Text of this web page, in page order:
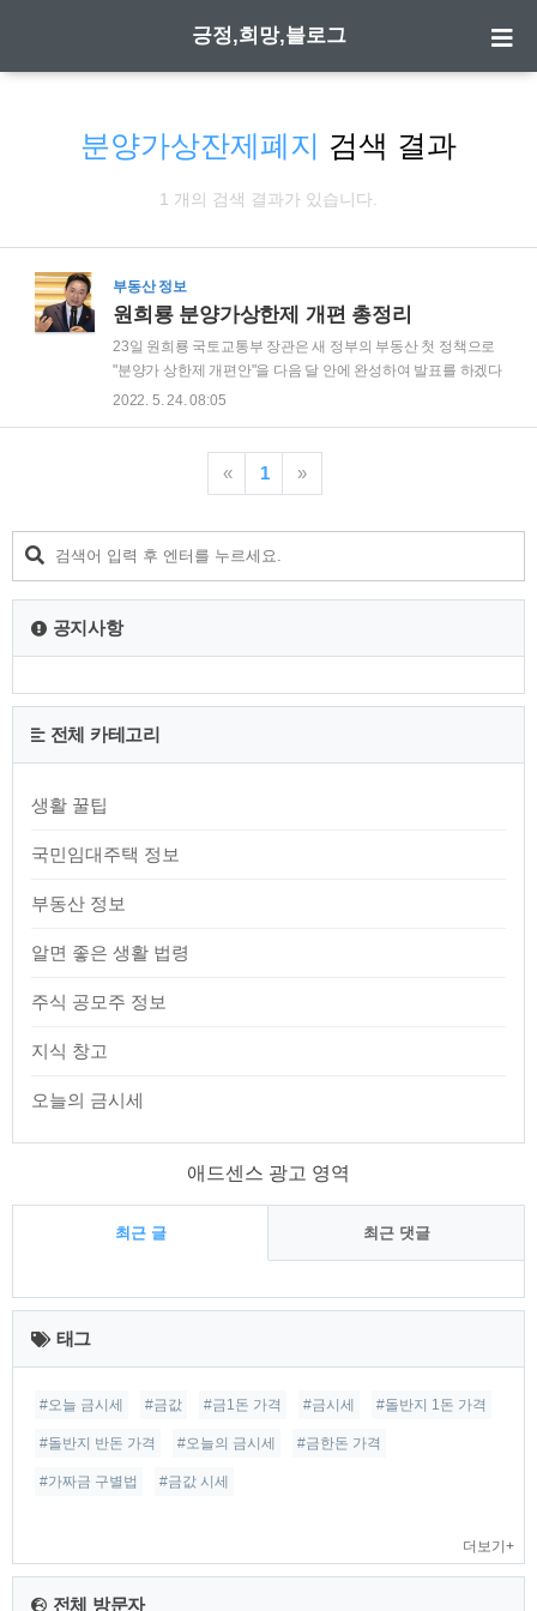
긍정,희망,블로그
분양가상잔제폐지 검색 결과
1 개의 검색 결과가 있습니다.
부동산 정보
원희룡 분양가상한제 개편 총정리
23일 원희룡 국토교통부 장관은 새 정부의 부동산 첫 정책으로
"분양가 상한제 개편안"을 다음 달 안에 완성하여 발표를 하겠다
고 하였습니다. 새 정부의 분양가 상한제 개편안은 어떻게 바뀔
폭적인 수정이 아닌 이주비, 원자재값 상승분 반영 등 미세조정
에 더 중심을 두었다고 하였습니다. 특히 이번 개편은 전 정부가
등 정비사업의 물량 등이 집중된 서울, 수도권의 주택공급 부족
이 심각한 상황이라는 지적이 계속되어왔기 때문입니다. 최근
2022. 5. 24. 08:05
« 1 »
공지사항
전체 카테고리
생활 꿀팁
국민임대주택 정보
부동산 정보
알면 좋은 생활 법령
주식 공모주 정보
지식 창고
오늘의 금시세
애드센스 광고 영역
최근 글 최근 댓글
최
근
글
태그
#오늘 금시세 #금값 #금1돈 가격 #금시세 #돌반지 1돈 가격
#돌반지 반돈 가격 #오늘의 금시세 #금한돈 가격
#가짜금 구별법 #금값 시세
더보기+
전체 방문자